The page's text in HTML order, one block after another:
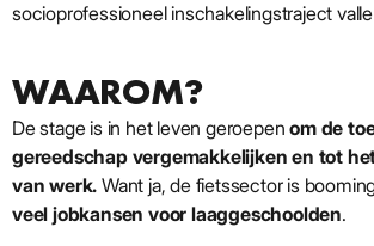
socioprofessioneel inschakelingstraject
WAAROM?
De stage is in het leven geroepenom de
gereedschap vergemakkelijken en tot
van werk. Want ja, de fietssector is
veel jobkansen voor laaggeschoolden.